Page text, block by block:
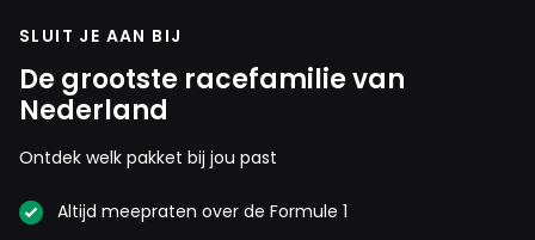
SLUIT JE AAN BIJ
De grootste racefamilie van
Nederland
Ontdek welk pakket bij jou past
Altijd meepraten over de Formule 1